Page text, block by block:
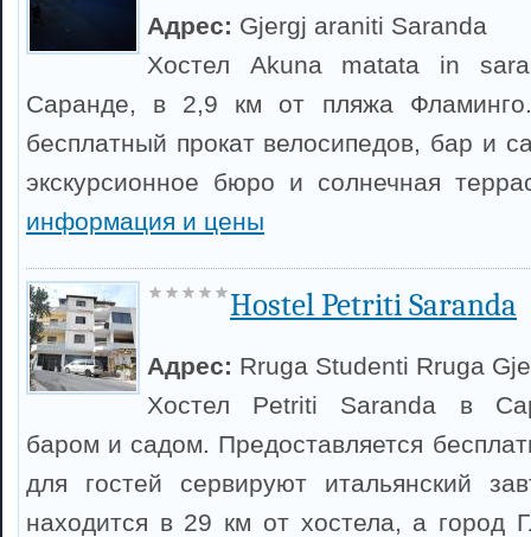
Адрес: Gjergj araniti Saranda
Хостел Akuna matata in
Саранде, в 2,9 км от пляжа
бесплатный прокат велосипедов, бар и
экскурсионное бюро и солнечная
информация и цены
Hostel Petriti Saranda
Адрес: Rruga Studenti Rruga
Хостел Petriti Saranda в
баром и садом. Предоставляется
для гостей сервируют итальянский
находится в 29 км от хостела, а